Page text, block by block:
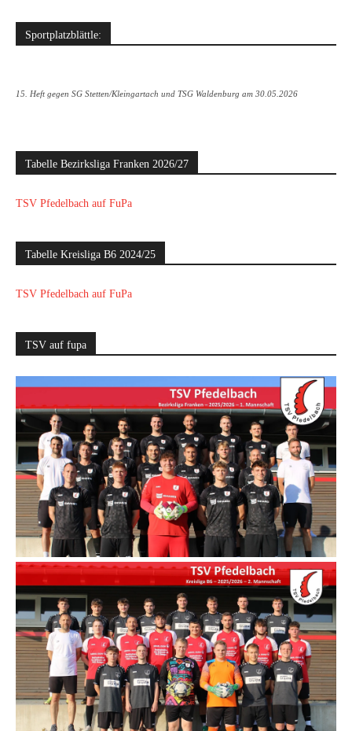
Sportplatzblättle:
15. Heft gegen SG Stetten/Kleingartach und TSG Waldenburg am 30.05.2026
Tabelle Bezirksliga Franken 2026/27
TSV Pfedelbach auf FuPa
Tabelle Kreisliga B6 2024/25
TSV Pfedelbach auf FuPa
TSV auf fupa